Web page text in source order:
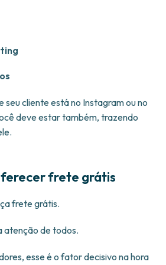
seu cliente está no Instagram ou no
deve estar também, trazendo
frete grátis
frete grátis.
atenção de todos.
esse é o fator decisivo na hora